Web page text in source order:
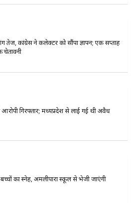
तेज, कांग्रेस ने कलेक्टर को सौंपा ज्ञापन; एक सप्ताह
आरोपी गिरफ्तार; मध्यप्रदेश से लाई गई थी अवैध
का स्नेह, अमलीपारा स्कूल से भेजी जाएंगी